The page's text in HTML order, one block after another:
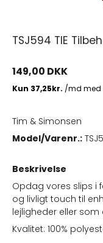
TSJ594 TIE
149,00 DKK
Tim & Simonsen
Model/Varenr.:
Beskrivelse
Opdag vores slips i
og livligt touch til
lejligheder eller
Kvalitet: 100%